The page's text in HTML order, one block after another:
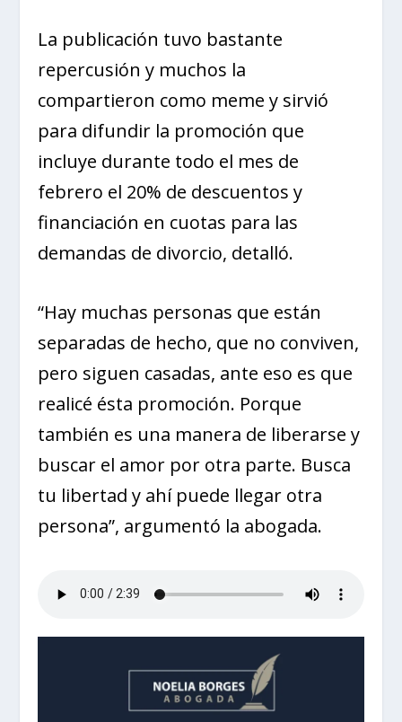
La publicación tuvo bastante
repercusión y muchos la
compartieron como meme y sirvió
para difundir la promoción que
incluye durante todo el mes de
febrero el 20% de descuentos y
financiación en cuotas para las
demandas de divorcio, detalló.
“Hay muchas personas que están
separadas de hecho, que no conviven,
pero siguen casadas, ante eso es que
realicé ésta promoción. Porque
también es una manera de liberarse y
buscar el amor por otra parte. Busca
tu libertad y ahí puede llegar otra
persona”, argumentó la abogada.